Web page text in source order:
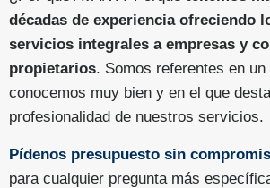
décadas de experiencia ofreciendo
servicios integrales a empresas y
propietarios. Somos referentes en
conocemos muy bien y en el que
profesionalidad de nuestros servicios.
Pídenos presupuesto sin
para cualquier pregunta más